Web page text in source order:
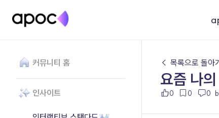
커뮤니티 홈
인사이트
← 목록으로 돌아
요즘 나
0 0 0